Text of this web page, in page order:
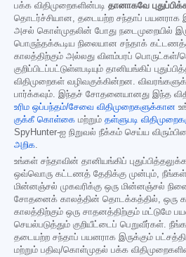
பக்க விதிமுறைகளின்படி தானாகவே
தொடர்ச்சியான, தடையற்ற சந்தாப் பயனராக
அசல் கொள்முதலின் போது நடைமுறையில்
பொருந்தக்கூடிய நிலையான சந்தாக்
காலத்திற்கும் அல்லது விளம்பரப்
குறிப்பிடப்பட்டுள்ளபடியும் தானியங்கிப்
விதிமுறைகள் வழிவகுக்கின்றன.
பார்க்கவும். இந்தச் சோதனையானது இந்த
உரிம ஒப்பந்தம்/சேவை விதிமுறைகளுக்கான
குக்கீ கொள்கை மற்றும் தள்ளுபடி
SpyHunter-ஐ நிறுவல் நீக்கம் செய்ய
அறிக.
உங்கள் சந்தாவின் தானியங்கிப்
ஒவ்வொரு கட்டணத் தேதிக்கு முன்பும், நீங்கள்
மின்னஞ்சல் முகவரிக்கு ஒரு மின்னஞ்சல்
சோதனைக் காலத்தின் தொடக்கத்தில், ஒரு
காலத்திற்கும் ஒரு சாதனத்திற்கும் மட்டுமே
செயல்படுத்தும் குறியீட்டைப் பெறுவீர்கள்.
தடையற்ற சந்தாப் பயனராக இருக்கும்
மற்றும் பதிவு/கொள்முதல் பக்க